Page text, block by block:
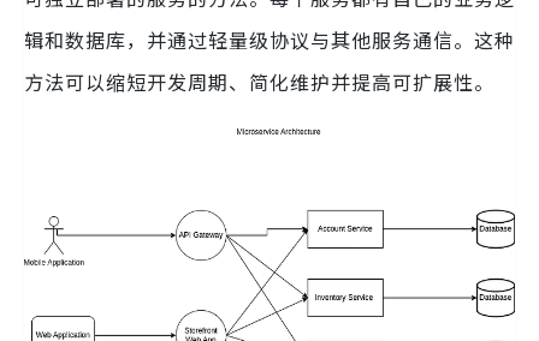
辑和数据库，并通过轻量级协议与其他服务通信。这种
方法可以缩短开发周期、简化维护并提高可扩展性。